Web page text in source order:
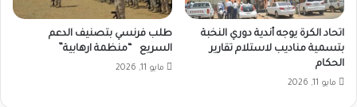
اتحاد الكرة يوجه أندية دوري النخبة
بتسمية مناديب لاستلام تقارير
الحكام
مايو 11, 2026
طلب فرنسي بتصنيف الدعم
السريع “منظمة ارهابية”
مايو 11, 2026